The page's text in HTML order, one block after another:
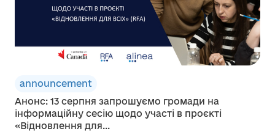
announcement
Анонс: 13 серпня запрошуємо громади на
інформаційну сесію щодо участі в проєкті
«Відновлення для...